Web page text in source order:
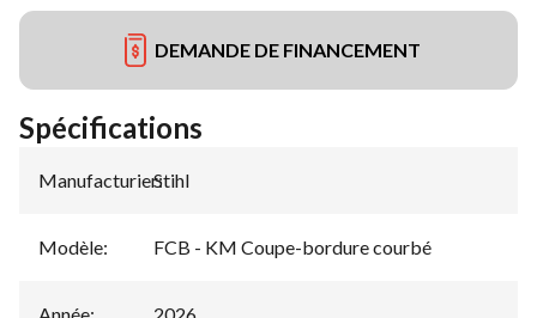
DEMANDE DE FINANCEMENT
Spécifications
Manufacturier:
Stihl
Modèle: FCB - KM Coupe-bordure courbé